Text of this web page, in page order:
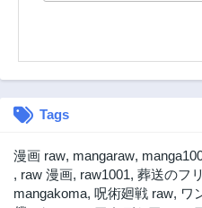
Tags
漫画 raw, mangaraw,
, raw 漫画, raw1001, 葬送のフ
mangakoma, 呪術廻戦 raw, ワ